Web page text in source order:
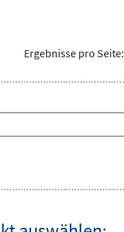
Ergebnisse pro Seite: